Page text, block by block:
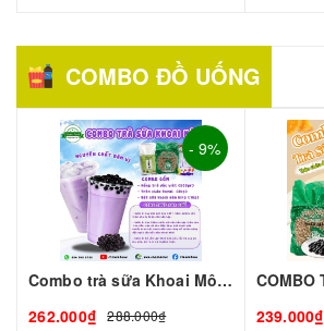
COMBO ĐỒ UỐNG
- 9%
Combo trà sữa Khoai Môn-Lớn
262.000₫
288.000₫
239.000₫